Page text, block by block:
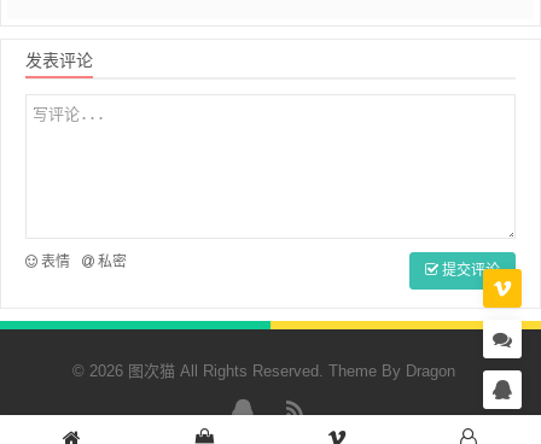
发表评论
表情 私密 提交评论
© 2026 图次猫 All Rights Reserved. Theme By Dragon